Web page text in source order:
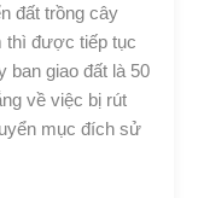
đất trồng cây
thì được tiếp tục
ban giao đất là 50
về việc bị rút
mục đích sử